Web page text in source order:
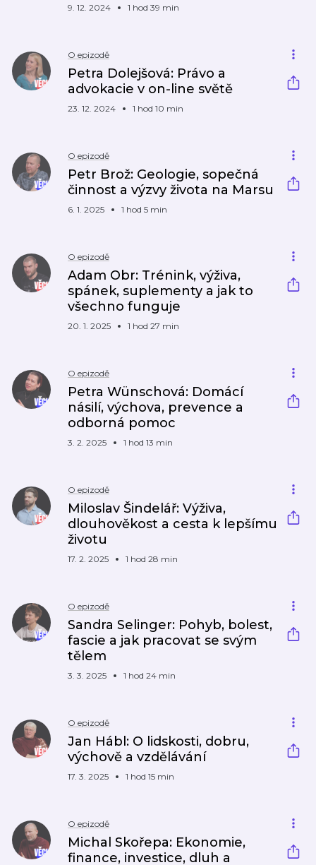
9. 12. 2024 1 hod 39 min
O epizodě
Petra Dolejšová: Právo a
advokacie v on-line světě
23. 12. 2024 1 hod 10 min
O epizodě
Petr Brož: Geologie, sopečná
činnost a výzvy života na Marsu
6. 1. 2025 1 hod 5 min
O epizodě
Adam Obr: Trénink, výživa,
spánek, suplementy a jak to
všechno funguje
20. 1. 2025 1 hod 27 min
O epizodě
Petra Wünschová: Domácí
násilí, výchova, prevence a
odborná pomoc
3. 2. 2025 1 hod 13 min
O epizodě
Miloslav Šindelář: Výživa,
dlouhověkost a cesta k lepšímu
životu
17. 2. 2025 1 hod 28 min
O epizodě
Sandra Selinger: Pohyb, bolest,
fascie a jak pracovat se svým
tělem
3. 3. 2025 1 hod 24 min
O epizodě
Jan Hábl: O lidskosti, dobru,
výchově a vzdělávání
17. 3. 2025 1 hod 15 min
O epizodě
Michal Skořepa: Ekonomie,
finance, investice, dluh a